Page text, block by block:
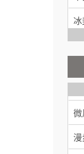
加
加
【
(